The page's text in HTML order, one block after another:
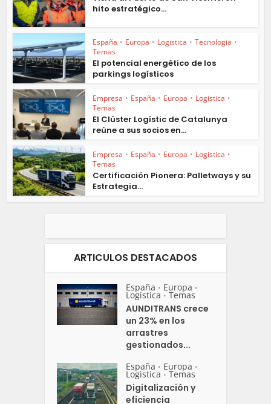
hito estratégico...
España • Europa • Logistica • Tecnologia •
Temas
El potencial energético de los
parkings logísticos
Empresa • España • Europa • Logistica •
Temas
El Clúster Logístic de Catalunya
reúne a sus socios en...
Empresa • España • Europa • Logistica •
Temas
Certificación Pionera: Palletways y su
Estrategia...
ARTICULOS DESTACADOS
España • Europa •
Logistica • Temas
AUNDITRANS crece
un 23% en los
arrastres
gestionados...
España • Europa •
Logistica • Temas
Digitalización y
eficiencia